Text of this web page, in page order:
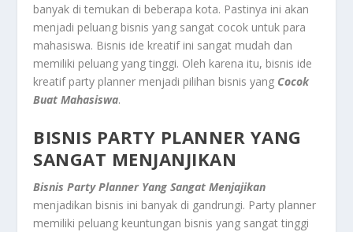
banyak di temukan di beberapa kota. Pastinya ini akan
menjadi peluang bisnis yang sangat cocok untuk para
mahasiswa. Bisnis ide kreatif ini sangat mudah dan
memiliki peluang yang tinggi. Oleh karena itu, bisnis ide
kreatif party planner menjadi pilihan bisnis yang Cocok
Buat Mahasiswa.
BISNIS PARTY PLANNER YANG
SANGAT MENJANJIKAN
Bisnis Party Planner Yang Sangat Menjajikan
menjadikan bisnis ini banyak di gandrungi. Party planner
memiliki peluang keuntungan bisnis yang sangat tinggi